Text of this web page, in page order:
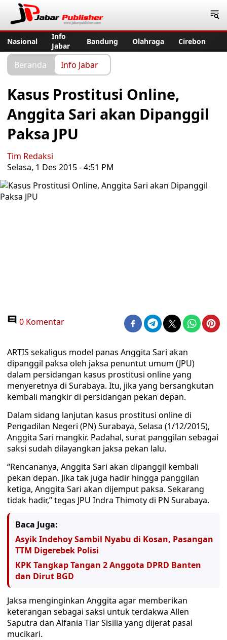
Nasional
Info
Jabar
Bandung Olahraga Cirebon
Beranda Info Jabar
Kasus Prostitusi Online,
Anggita Sari akan Dipanggil
Paksa JPU
Tim Redaksi
Selasa, 1 Des 2015 - 4:51 PM
0 Komentar
ARTIS sekaligus model panas Anggita Sari akan
dipanggil paksa oleh jaksa penuntut umum (JPU)
dalam persidangan kasus prostitusi online yang
menyeretnya di Surabaya. Itu, jika yang bersangkutan
kembali mangkir di persidangan pekan depan.
Dalam sidang lanjutan kasus prostitusi online di
Pengadilan Negeri (PN) Surabaya, Selasa (1/12/2015),
Anggita Sari mangkir. Padahal, surat panggilan sebagai
saksi sudah dilayangkan jaksa pekan lalu.
“Rencananya, Anggita Sari akan dipanggil kembali
pekan depan. Jika tak juga hadir hingga panggilan
ketiga, Anggita Sari akan dijemput paksa. Sekarang
tidak hadir,” tegas JPU Indra Thimoty di PN Surabaya.
Baca Juga:
Asyik Indehoy Sambil Nyabu di Kosan, Pasangan
TTM Digerebek Polisi
KPK Tangkap Tangan 2 Anggota DPRD Banten
dan Dirut BGD
Jaksa menginginkan Anggita agar memberikan
keterangan sebagai saksi untuk terdakwa Allen
Saputra dan Alfania Tiar Sisilia yang dijerat pasal
mucikari.